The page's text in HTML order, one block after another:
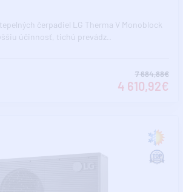
čerpadiel LG Therma V Monoblock
účinnosť, tichú prevádz..
7 684,88€
4 610,92€